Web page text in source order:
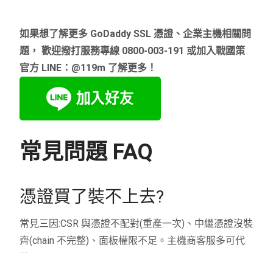
如果想了解更多 GoDaddy SSL 憑證、企業主機相關問
題， 歡迎撥打服務專線 0800-003-191 或加入戰國策
官方 LINE：@119m 了解更多！
常見問題 FAQ
憑證買了裝不上去?
常見三因:CSR 與憑證不配對(重產一次)、中繼憑證沒裝
齊(chain 不完整)、面板權限不足。主機商客服多可代